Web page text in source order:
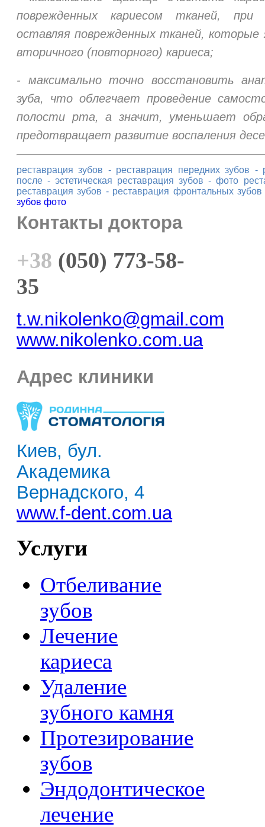
поврежденных кариесом тканей,
оставляя поврежденных тканей, которые
вторичного (повторного) кариеса;
- максимально точно восстановить
зуба, что облегчает проведение
полости рта, а значит, уменьшает
предотвращает развитие воспаления
реставрация зубов - реставрация передних зубов -
после - эстетическая реставрация зубов - фото
реставрация зубов - реставрация фронтальных зубов
зубов фото
Контакты доктора
+38 (050) 773-58-
35
t.w.nikolenko@gmail.com
www.nikolenko.com.ua
Адрес клиники
Киев, бул.
Академика
Вернадского, 4
www.f-dent.com.ua
Услуги
Отбеливание
зубов
Лечение
кариеса
Удаление
зубного камня
Протезирование
зубов
Эндодонтическое
лечение